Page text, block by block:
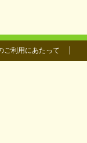
ご利用にあたって